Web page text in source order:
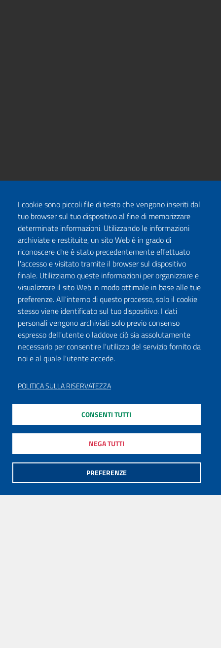
I cookie sono piccoli file di testo che vengono inseriti dal
tuo browser sul tuo dispositivo al fine di memorizzare
determinate informazioni. Utilizzando le informazioni
archiviate e restituite, un sito Web è in grado di
riconoscere che è stato precedentemente effettuato
l'accesso e visitato tramite il browser sul dispositivo
finale. Utilizziamo queste informazioni per organizzare e
visualizzare il sito Web in modo ottimale in base alle tue
preferenze. All'interno di questo processo, solo il cookie
stesso viene identificato sul tuo dispositivo. I dati
personali vengono archiviati solo previo consenso
espresso dell'utente o laddove ciò sia assolutamente
necessario per consentire l'utilizzo del servizio fornito da
noi e al quale l'utente accede.
POLITICA SULLA RISERVATEZZA
PREFERENZE
NEGA TUTTI
CONSENTI TUTTI